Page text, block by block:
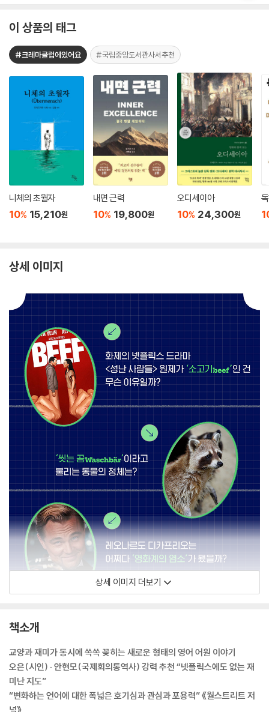
이 상품의 태그
#크레마클럽에있어요 #국립중앙도서관사서추천
니체의 초월자
10% 15,210원
내면 근력
10% 19,800원
오디세이아
10% 24,300원
상세 이미지
상세 이미지 더보기
책소개
교양과 재미가 동시에 쏙쏙 꽂히는 새로운 형태의 영어 어원 이야기
오은(시인) · 안현모(국제회의통역사) 강력 추천 “넷플릭스에도 없는 재
미난 지도”
“변화하는 언어에 대한 폭넓은 호기심과 관심과 포용력” 《월스트리트 저